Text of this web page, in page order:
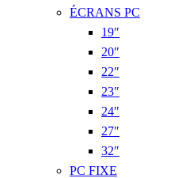
ÉCRANS PC
19″
20″
22″
23″
24″
27″
32″
PC FIXE